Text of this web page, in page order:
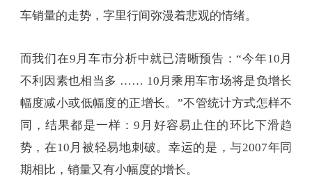
车销量的走势，字里行间弥漫着悲观的情绪。
而我们在9月车市分析中就已清晰预告：“今年10月
不利因素也相当多 …… 10月乘用车市场将是负增长
幅度减小或低幅度的正增长。”不管统计方式怎样不
同，结果都是一样：9月好容易止住的环比下滑趋
势，在10月被轻易地刺破。幸运的是，与2007年同
期相比，销量又有小幅度的增长。